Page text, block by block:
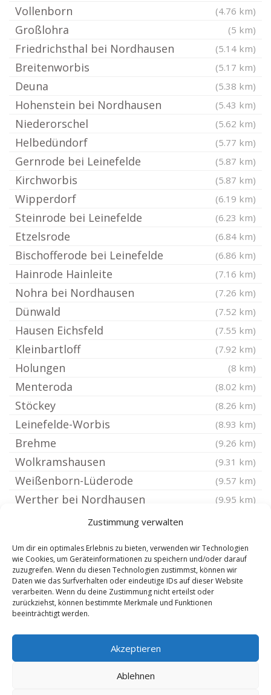
Zustimmung verwalten
Um dir ein optimales Erlebnis zu bieten, verwenden wir Technologien
wie Cookies, um Geräteinformationen zu speichern und/oder darauf
zuzugreifen. Wenn du diesen Technologien zustimmst, können wir
Daten wie das Surfverhalten oder eindeutige IDs auf dieser Website
verarbeiten. Wenn du deine Zustimmung nicht erteilst oder
zurückziehst, können bestimmte Merkmale und Funktionen
beeinträchtigt werden.
Akzeptieren
Ablehnen
Vollenborn (4.76 km)
Großlohra (5 km)
Friedrichsthal bei Nordhausen (5.14 km)
Breitenworbis (5.17 km)
Deuna (5.38 km)
Hohenstein bei Nordhausen (5.43 km)
Niederorschel (5.62 km)
Helbedündorf (5.77 km)
Gernrode bei Leinefelde (5.87 km)
Kirchworbis (5.87 km)
Wipperdorf (6.19 km)
Steinrode bei Leinefelde (6.23 km)
Etzelsrode (6.84 km)
Bischofferode bei Leinefelde (6.86 km)
Hainrode Hainleite (7.16 km)
Nohra bei Nordhausen (7.26 km)
Dünwald (7.52 km)
Hausen Eichsfeld (7.55 km)
Kleinbartloff (7.92 km)
Holungen (8 km)
Menteroda (8.02 km)
Stöckey (8.26 km)
Leinefelde-Worbis (8.93 km)
Brehme (9.26 km)
Wolkramshausen (9.31 km)
Weißenborn-Lüderode (9.57 km)
Werther bei Nordhausen (9.95 km)
Kleinfurra (10.09 km)
Ferna (10.35 km)
Wehnde (10.46 km)
Obermehler
Hundeshagen